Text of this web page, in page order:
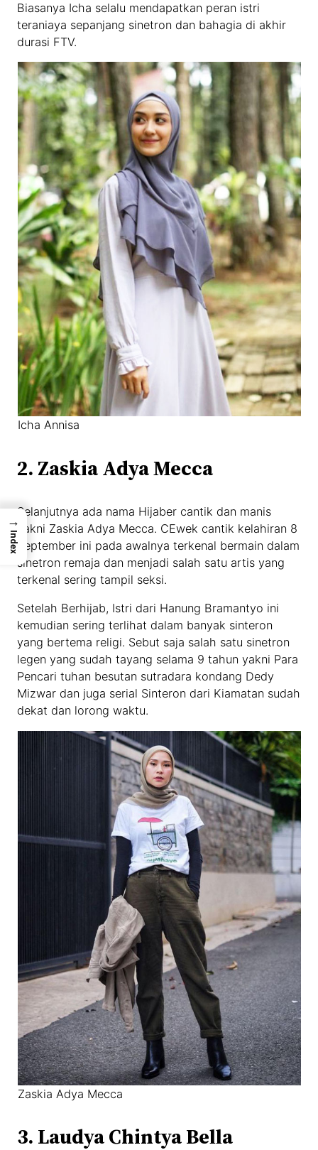
Biasanya Icha selalu mendapatkan peran istri
teraniaya sepanjang sinetron dan bahagia di akhir
durasi FTV.
Icha Annisa
2. Zaskia Adya Mecca
Selanjutnya ada nama Hijaber cantik dan manis
yakni Zaskia Adya Mecca. CEwek cantik kelahiran 8
September ini pada awalnya terkenal bermain dalam
sinetron remaja dan menjadi salah satu artis yang
terkenal sering tampil seksi.
Setelah Berhijab, Istri dari Hanung Bramantyo ini
kemudian sering terlihat dalam banyak sinteron
yang bertema religi. Sebut saja salah satu sinetron
legen yang sudah tayang selama 9 tahun yakni Para
Pencari tuhan besutan sutradara kondang Dedy
Mizwar dan juga serial Sinteron dari Kiamatan sudah
dekat dan lorong waktu.
Zaskia Adya Mecca
3. Laudya Chintya Bella
→
Index